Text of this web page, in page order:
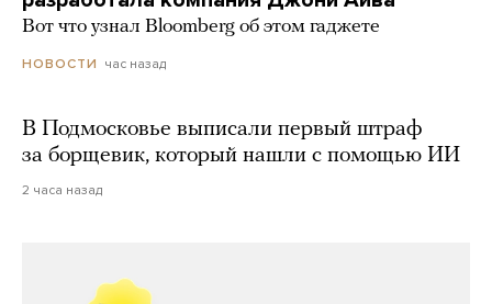
Вот что узнал Bloomberg об этом гаджете
НОВОСТИ час назад
В Подмосковье выписали первый штраф
за борщевик, который нашли с помощью ИИ
2 часа назад